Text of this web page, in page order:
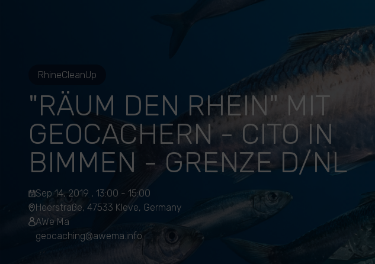
RhineCleanUp
"RÄUM DEN RHEIN" MIT
GEOCACHERN - CITO IN
BIMMEN - GRENZE D/NL
Sep 14, 2019 , 13:00 - 15:00
Heerstraße, 47533 Kleve, Germany
AWe Ma
geocaching@awema.info